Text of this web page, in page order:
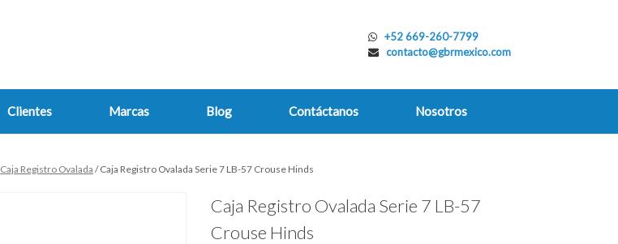
+52 669-260-7799
contacto@gbrmexico.com
Clientes Marcas Blog Contáctanos Nosotros
Caja Registro Ovalada / Caja Registro Ovalada Serie 7 LB-57 Crouse Hinds
Caja Registro Ovalada Serie 7 LB-57
Crouse Hinds